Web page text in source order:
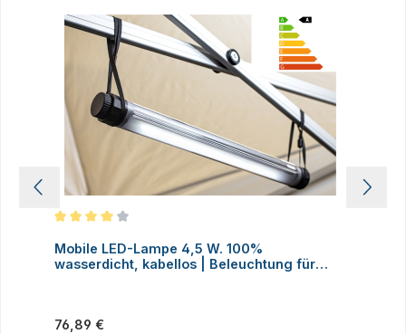
Mobile LED-Lampe 4,5 W. 100%
wasserdicht, kabellos | Beleuchtung für
Regulärer Preis:
76,89 €